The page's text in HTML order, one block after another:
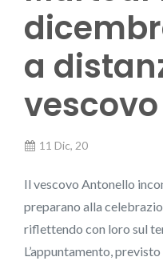
a
11 Dic, 20
Il vescovo Antonello
preparano alla
riflettendo con loro sul
L’appuntamento,